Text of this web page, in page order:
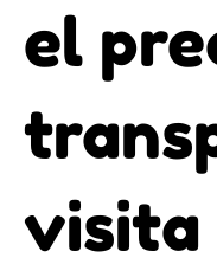
el
visita